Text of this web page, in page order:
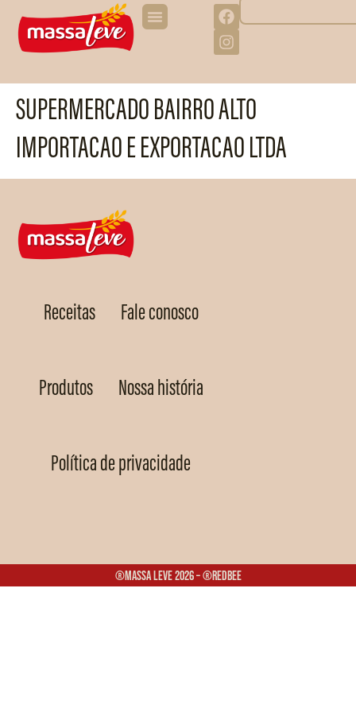
SUPERMERCADO BAIRRO ALTO
IMPORTACAO E EXPORTACAO LTDA
Receitas Fale conosco
Produtos Nossa história
Política de privacidade
®Massa Leve 2026 – ®Redbee